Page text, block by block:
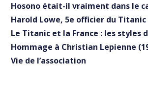
Hosono était-il vraiment dans le
Harold Lowe, 5e officier du Titanic
Le Titanic et la France : les styles
Hommage à Christian Lepienne
Vie de l’association